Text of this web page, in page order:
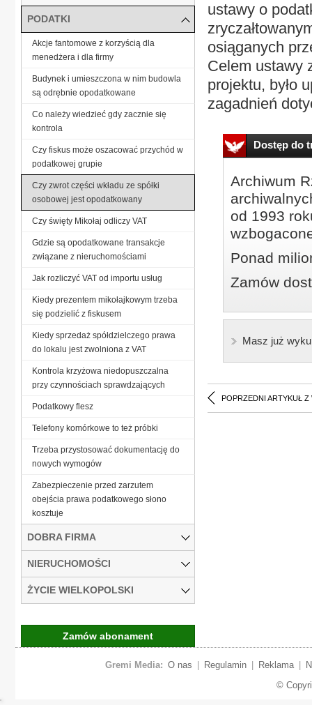
ustawy o
osiąganych
Celem ustawy
projektu, było
zagadnień
Dostęp do
Archiwum
od 1993
Ponad
Zamów
Masz już
POPRZEDNI ARTYKUŁ Z
PODATKI
Akcje fantomowe z korzyścią dla
menedżera i dla firmy
Budynek i umieszczona w nim budowla
są odrębnie opodatkowane
Co należy wiedzieć gdy zacznie się
kontrola
Czy fiskus może oszacować przychód w
podatkowej grupie
Czy zwrot części wkładu ze spółki
osobowej jest opodatkowany
Czy święty Mikołaj odliczy VAT
Gdzie są opodatkowane transakcje
związane z nieruchomościami
Jak rozliczyć VAT od importu usług
Kiedy prezentem mikołajkowym trzeba
się podzielić z fiskusem
Kiedy sprzedaż spółdzielczego prawa
do lokalu jest zwolniona z VAT
Kontrola krzyżowa niedopuszczalna
przy czynnościach sprawdzających
Podatkowy flesz
Telefony komórkowe to też próbki
Trzeba przystosować dokumentację do
nowych wymogów
Zabezpieczenie przed zarzutem
obejścia prawa podatkowego słono
kosztuje
DOBRA FIRMA
NIERUCHOMOŚCI
ŻYCIE WIELKOPOLSKI
Zamów abonament
Gremi Media: O nas Regulamin Reklama
©